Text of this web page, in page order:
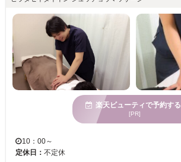
楽天ビューティで予約する
[PR]
10：00～
定休日： 不定休